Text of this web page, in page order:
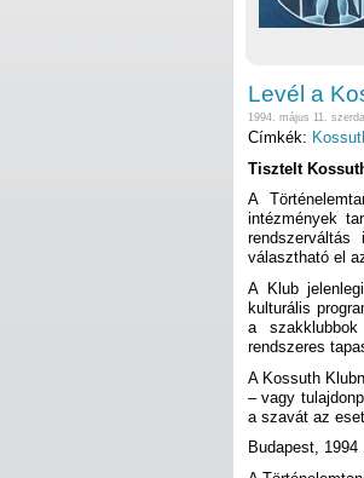
Levél a
1994. május 11.
Címkék:
Tisztelt
A
intézmények
választható el
A Klub
kulturális
a
rendszeres
A Kossuth
– vagy
a szavát az
Budapest, 1994